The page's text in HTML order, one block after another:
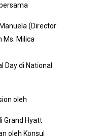
(Director
Ms. Milica
Day di National
oleh
Grand Hyatt
oleh Konsul